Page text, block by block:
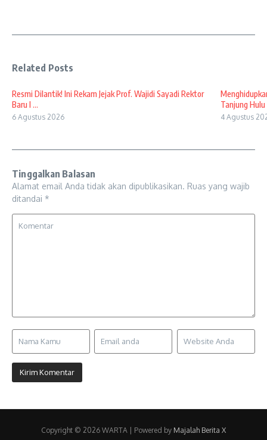
Related Posts
Resmi Dilantik! Ini Rekam Jejak Prof. Wajidi Sayadi Rektor
Baru I ...
6 Agustus 2026
Tanjung Hulu
4 Agustus
Tinggalkan Balasan
Alamat email Anda tidak akan dipublikasikan. Ruas yang wajib
ditandai *
Copyright © 2026 WARTA | Powered by Majalah Berita X